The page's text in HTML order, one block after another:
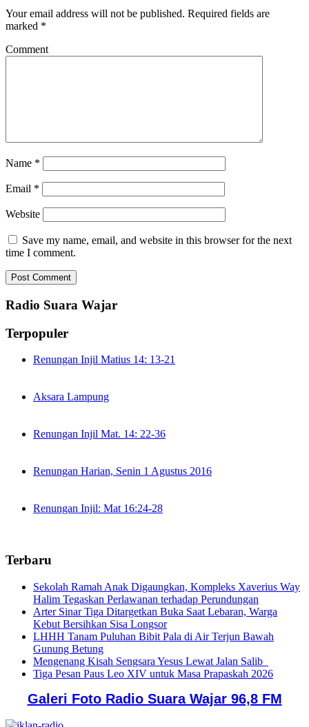
Your email address will not be published. Required fields are
marked *
Comment
Name *
Email *
Website
Save my name, email, and website in this browser for the next
time I comment.
Radio Suara Wajar
Terpopuler
Renungan Injil Matius 14: 13-21
Aksara Lampung
Renungan Injil Mat. 14: 22-36
Renungan Harian, Senin 1 Agustus 2016
Renungan Injil: Mat 16:24-28
Terbaru
Sekolah Ramah Anak Digaungkan, Kompleks Xaverius Way
Halim Tegaskan Perlawanan terhadap Perundungan
Arter Sinar Tiga Ditargetkan Buka Saat Lebaran, Warga
Kebut Bersihkan Sisa Longsor
LHHH Tanam Puluhan Bibit Pala di Air Terjun Bawah
Gunung Betung
Mengenang Kisah Sengsara Yesus Lewat Jalan Salib
Tiga Pesan Paus Leo XIV untuk Masa Prapaskah 2026
Galeri Foto Radio Suara Wajar 96,8 FM